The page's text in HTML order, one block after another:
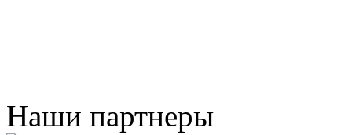
Наши партнеры